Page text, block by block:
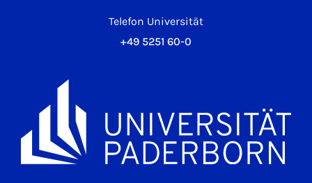
Telefon Universität
+49 5251 60-0